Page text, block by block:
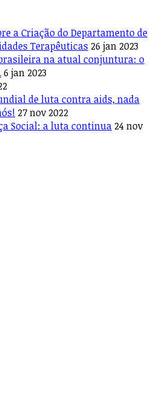
a Criação do Departamento de
Terapêuticas 26 jan 2023
na atual conjuntura: o
6 jan 2023
de luta contra aids, nada
27 nov 2022
Social: a luta continua 24 nov